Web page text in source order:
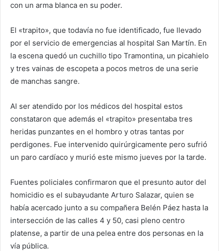
con un arma blanca en su poder.
El «trapito», que todavía no fue identificado, fue llevado
por el servicio de emergencias al hospital San Martín. En
la escena quedó un cuchillo tipo Tramontina, un picahielo
y tres vainas de escopeta a pocos metros de una serie
de manchas sangre.
Al ser atendido por los médicos del hospital estos
constataron que además el «trapito» presentaba tres
heridas punzantes en el hombro y otras tantas por
perdigones. Fue intervenido quirúrgicamente pero sufrió
un paro cardíaco y murió este mismo jueves por la tarde.
Fuentes policiales confirmaron que el presunto autor del
homicidio es el subayudante Arturo Salazar, quien se
había acercado junto a su compañera Belén Páez hasta la
intersección de las calles 4 y 50, casi pleno centro
platense, a partir de una pelea entre dos personas en la
vía pública.